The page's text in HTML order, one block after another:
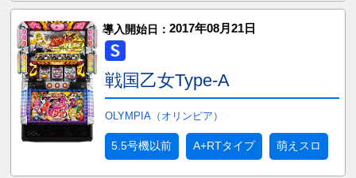
導入開始日： 2017年08月21日
戦国乙女Type-A
OLYMPIA（オリンピア）
5.5号機以前 A+RTタイプ 萌えスロ